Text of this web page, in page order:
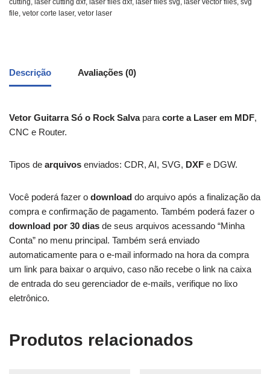
file vetor corte laser, vetor laser
Descrição Avaliações (0)
Vetor Guitarra Só o Rock Salva para corte a Laser em MDF,
CNC e Router.
Tipos de arquivos enviados: CDR, AI, SVG, DXF e DGW.
Você poderá fazer o download do arquivo após a finalização da
compra e confirmação de pagamento. Também poderá fazer o
download por 30 dias de seus arquivos acessando “Minha
Conta” no menu principal. Também será enviado
automaticamente para o e-mail informado na hora da compra
um link para baixar o arquivo, caso não recebe o link na caixa
de entrada do seu gerenciador de e-mails, verifique no lixo
eletrônico.
Produtos relacionados